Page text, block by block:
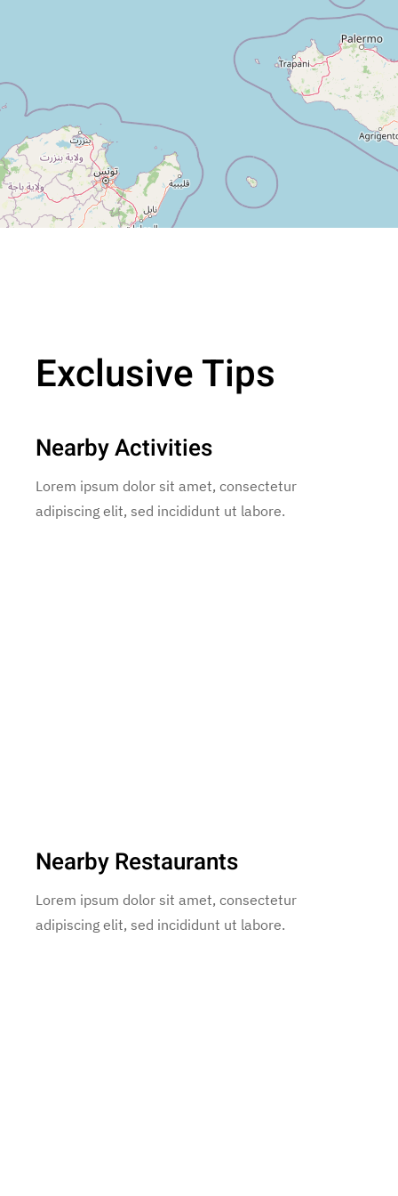
Exclusive Tips
Nearby Activities
Lorem ipsum dolor sit amet, consectetur
adipiscing elit, sed incididunt ut labore.
Nearby Restaurants
Lorem ipsum dolor sit amet, consectetur
adipiscing elit, sed incididunt ut labore.